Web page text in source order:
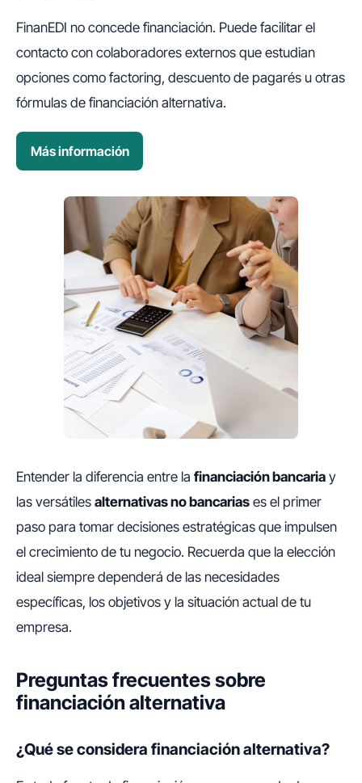
FinanEDI no concede financiación. Puede facilitar el
contacto con colaboradores externos que estudian
opciones como factoring, descuento de pagarés u otras
fórmulas de financiación alternativa.
Más información
Entender la diferencia entre la financiación bancaria y
las versátiles alternativas no bancarias es el primer
paso para tomar decisiones estratégicas que impulsen
el crecimiento de tu negocio. Recuerda que la elección
ideal siempre dependerá de las necesidades
específicas, los objetivos y la situación actual de tu
empresa.
Preguntas frecuentes sobre
financiación alternativa
¿Qué se considera financiación alternativa?